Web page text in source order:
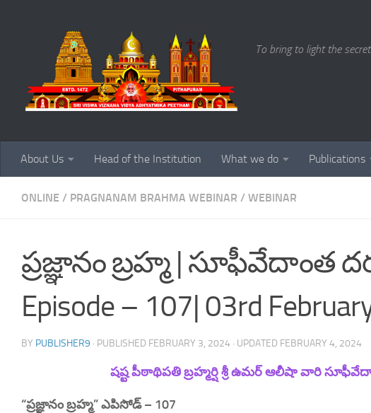
To bring to light the
About Us Head of the Institution What we do Publications
ONLINE / PRAGNANAM BRAHMA WEBINAR / WEBINAR
ప్రజ్ఞానం బ్రహ్మ | సూఫీవేదాంత
Episode – 107| 03rd
BY PUBLISHER9 · PUBLISHED FEBRUARY 3, 2024 · UPDATED FEBRUARY 4, 2024
షష్ట పీఠాథిపతి బ్రహ్మర్షి శ్రీ ఉమర్ ఆలీషా వారి
“ప్రజ్ఞానం బ్రహ్మ” ఎపిసోడ్ – 107